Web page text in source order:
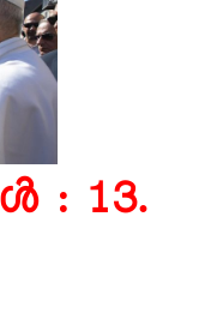
: 13.